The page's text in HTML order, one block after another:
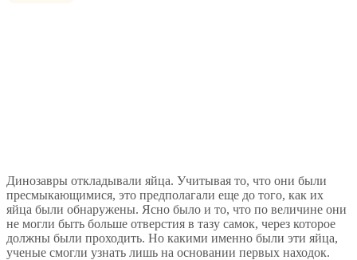
Динозавры откладывали яйца. Учитывая то, что они были
пресмыкающимися, это предполагали еще до того, как их
яйца были обнаружены. Ясно было и то, что по величине они
не могли быть больше отверстия в тазу самок, через которое
должны были проходить. Но какими именно были эти яйца,
ученые смогли узнать лишь на основании первых находок.